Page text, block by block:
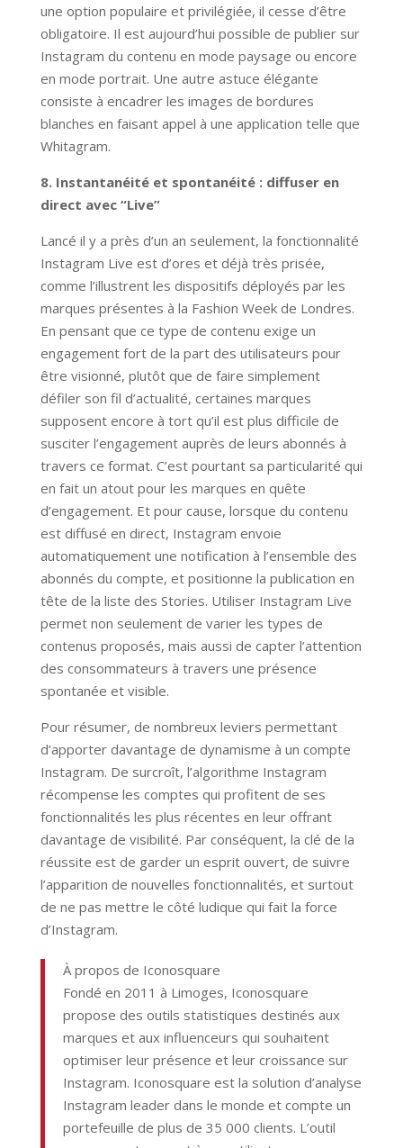
une option populaire et privilégiée, il cesse d’être
obligatoire. Il est aujourd’hui possible de publier sur
Instagram du contenu en mode paysage ou encore
en mode portrait. Une autre astuce élégante
consiste à encadrer les images de bordures
blanches en faisant appel à une application telle que
Whitagram.
8. Instantanéité et spontanéité : diffuser en
direct avec “Live”
Lancé il y a près d’un an seulement, la fonctionnalité
Instagram Live est d’ores et déjà très prisée,
comme l’illustrent les dispositifs déployés par les
marques présentes à la Fashion Week de Londres.
En pensant que ce type de contenu exige un
engagement fort de la part des utilisateurs pour
être visionné, plutôt que de faire simplement
défiler son fil d’actualité, certaines marques
supposent encore à tort qu’il est plus difficile de
susciter l’engagement auprès de leurs abonnés à
travers ce format. C’est pourtant sa particularité qui
en fait un atout pour les marques en quête
d’engagement. Et pour cause, lorsque du contenu
est diffusé en direct, Instagram envoie
automatiquement une notification à l’ensemble des
abonnés du compte, et positionne la publication en
tête de la liste des Stories. Utiliser Instagram Live
permet non seulement de varier les types de
contenus proposés, mais aussi de capter l’attention
des consommateurs à travers une présence
spontanée et visible.
Pour résumer, de nombreux leviers permettant
d’apporter davantage de dynamisme à un compte
Instagram. De surcroît, l’algorithme Instagram
récompense les comptes qui profitent de ses
fonctionnalités les plus récentes en leur offrant
davantage de visibilité. Par conséquent, la clé de la
réussite est de garder un esprit ouvert, de suivre
l’apparition de nouvelles fonctionnalités, et surtout
de ne pas mettre le côté ludique qui fait la force
d’Instagram.
À propos de Iconosquare
Fondé en 2011 à Limoges, Iconosquare
propose des outils statistiques destinés aux
marques et aux influenceurs qui souhaitent
optimiser leur présence et leur croissance sur
Instagram. Iconosquare est la solution d’analyse
Instagram leader dans le monde et compte un
portefeuille de plus de 35 000 clients. L’outil